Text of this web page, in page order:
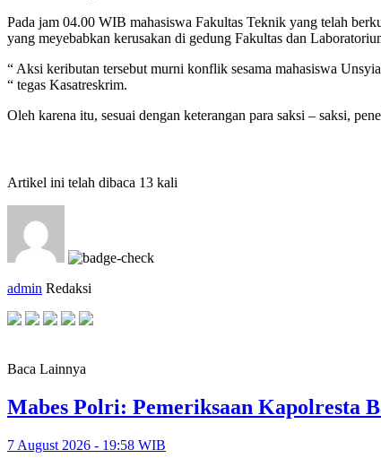
Pada jam 04.00 WIB mahasiswa Fakultas Teknik yang telah
yang meyebabkan kerusakan di gedung Fakultas dan
“ Aksi keributan tersebut murni konflik sesama mahasiswa
“ tegas Kasatreskrim.
Oleh karena itu, sesuai dengan keterangan para saksi – saksi,
Artikel ini telah dibaca 13 kali
admin Redaksi
Baca Lainnya
Mabes Polri: Pemeriksaan Kapolresta
7 August 2026 - 19:58 WIB